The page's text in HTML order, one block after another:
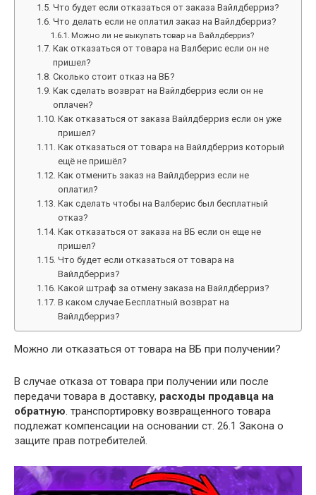
Что будет если отказаться от заказа Вайлдберриз?
Что делать если не оплатил заказ на Вайлдберриз?
Можно ли не выкупать товар на Вайлдберриз?
Как отказаться от товара на Валберис если он не
пришел?
Сколько стоит отказ на ВБ?
Как сделать возврат на Вайлдберриз если он не
оплачен?
Как отказаться от заказа Вайлдберриз если он уже
пришел?
Как отказаться от товара на Вайлдберриз который
ещё не пришёл?
Как отменить заказ на Вайлдберриз если не
оплатил?
Как сделать чтобы на Валберис был бесплатный
отказ?
Как отказаться от заказа на ВБ если он еще не
пришел?
Что будет если отказаться от товара на
Вайлдберриз?
Какой штраф за отмену заказа на Вайлдберриз?
В каком случае Бесплатный возврат на
Вайлдберриз?
Можно ли отказаться от товара на ВБ при получении?
В случае отказа от товара при получении или после
передачи товара в доставку, расходы продавца на
обратную. транспортировку возвращенного товара
подлежат компенсации на основании ст. 26.1 Закона о
защите прав потребителей.